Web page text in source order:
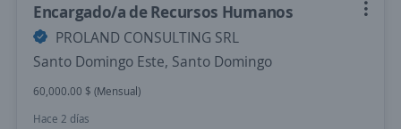
Encargado/a de Recursos Humanos
PROLAND CONSULTING SRL
Santo Domingo Este, Santo Domingo
60,000.00 $ (Mensual)
Hace 2 días